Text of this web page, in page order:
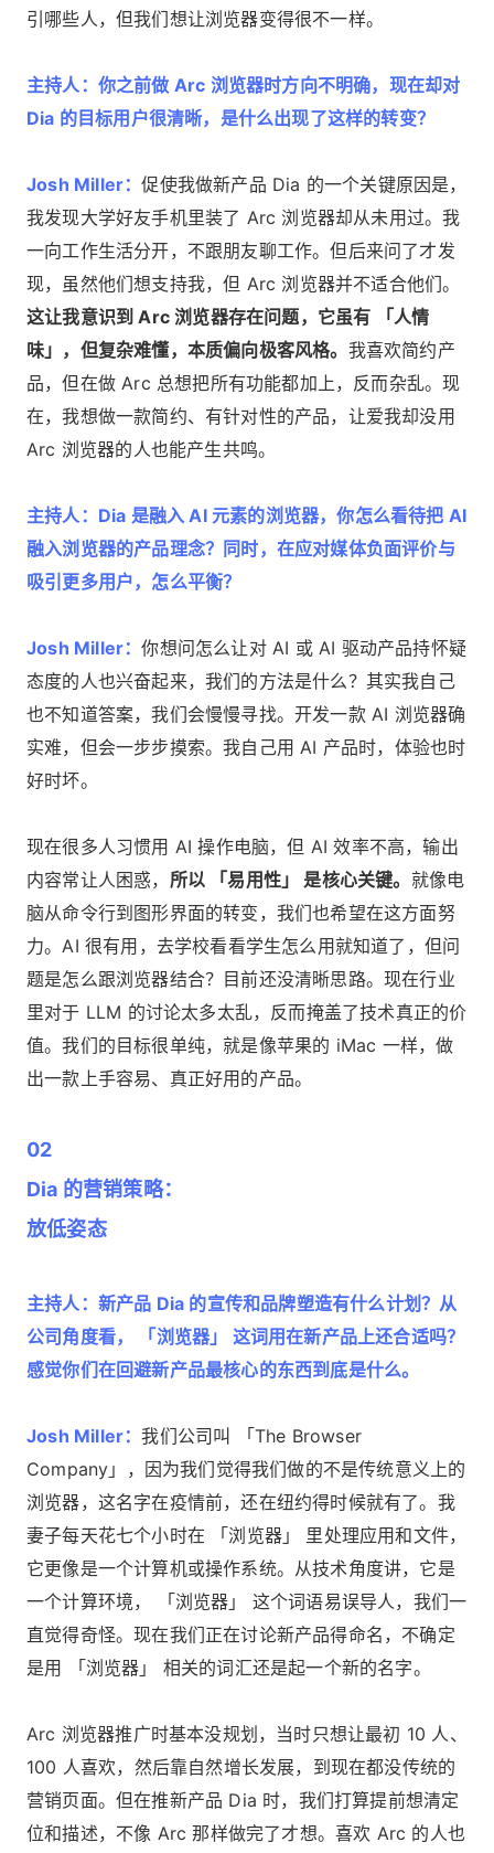
引哪些人，但我们想让浏览器变得很不一样。
主持人：你之前做 Arc 浏览器时方向不明确，现在却对
Dia 的目标用户很清晰，是什么出现了这样的转变？
Josh Miller：促使我做新产品 Dia 的一个关键原因是，
我发现大学好友手机里装了 Arc 浏览器却从未用过。我
一向工作生活分开，不跟朋友聊工作。但后来问了才发
现，虽然他们想支持我，但 Arc 浏览器并不适合他们。
这让我意识到 Arc 浏览器存在问题，它虽有 「人情
味」，但复杂难懂，本质偏向极客风格。 我喜欢简约产
品，但在做 Arc 总想把所有功能都加上，反而杂乱。现
在，我想做一款简约、有针对性的产品，让爱我却没用
Arc 浏览器的人也能产生共鸣。
主持人：Dia 是融入 AI 元素的浏览器，你怎么看待把 AI
融入浏览器的产品理念？同时，在应对媒体负面评价与
吸引更多用户，怎么平衡？
Josh Miller：你想问怎么让对 AI 或 AI 驱动产品持怀疑
态度的人也兴奋起来，我们的方法是什么？其实我自己
也不知道答案，我们会慢慢寻找。开发一款 AI 浏览器确
实难，但会一步步摸索。我自己用 AI 产品时，体验也时
好时坏。
现在很多人习惯用 AI 操作电脑，但 AI 效率不高，输出
内容常让人困惑， 所以 「易用性」 是核心关键。 就像电
脑从命令行到图形界面的转变，我们也希望在这方面努
力。AI 很有用，去学校看看学生怎么用就知道了，但问
题是怎么跟浏览器结合？目前还没清晰思路。现在行业
里对于 LLM 的讨论太多太乱，反而掩盖了技术真正的价
值。我们的目标很单纯，就是像苹果的 iMac 一样，做
出一款上手容易、真正好用的产品。
02
Dia 的营销策略：
放低姿态
主持人：新产品 Dia 的宣传和品牌塑造有什么计划？从
公司角度看， 「浏览器」 这词用在新产品上还合适吗？
感觉你们在回避新产品最核心的东西到底是什么。
Josh Miller：我们公司叫 「The Browser
Company」，因为我们觉得我们做的不是传统意义上的
浏览器，这名字在疫情前，还在纽约得时候就有了。我
妻子每天花七个小时在 「浏览器」 里处理应用和文件，
它更像是一个计算机或操作系统。从技术角度讲，它是
一个计算环境， 「浏览器」 这个词语易误导人，我们一
直觉得奇怪。现在我们正在讨论新产品得命名，不确定
是用 「浏览器」 相关的词汇还是起一个新的名字。
Arc 浏览器推广时基本没规划，当时只想让最初 10 人、
100 人喜欢，然后靠自然增长发展，到现在都没传统的
营销页面。但在推新产品 Dia 时，我们打算提前想清定
位和描述，不像 Arc 那样做完了才想。喜欢 Arc 的人也